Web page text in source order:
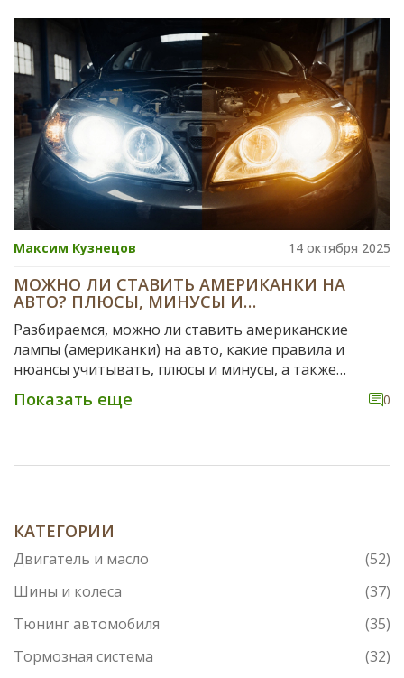
Максим Кузнецов 14 октября 2025
МОЖНО ЛИ СТАВИТЬ АМЕРИКАНКИ НА
АВТО? ПЛЮСЫ, МИНУСЫ И
РЕКОМЕНДАЦИИ
Разбираемся, можно ли ставить американские
лампы (американки) на авто, какие правила и
нюансы учитывать, плюсы и минусы, а также
пошаговую инструкцию по установке.
Показать еще 0
КАТЕГОРИИ
Двигатель и масло
(52)
Шины и колеса
(37)
Тюнинг автомобиля
(35)
Тормозная система
(32)